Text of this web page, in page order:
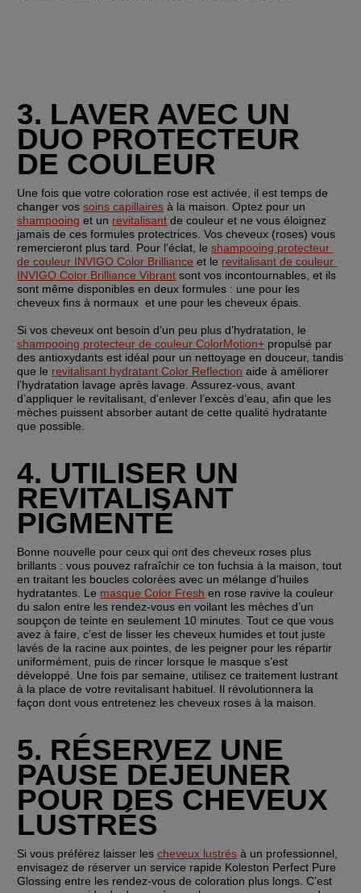
3. LAVER AVEC UN
DUO PROTECTEUR
DE COULEUR
Une fois que votre coloration rose est activée, il est temps de
changer vos soins capillaires
shampooing et un revitalisant de couleur et ne vous éloignez
jamais de ces formules protectrices. Vos cheveux (roses) vous
remercieront plus tard. Pour l’éclat, le shampooing protecteur
de couleur INVIGO Color Brilliance et le revitalisant de couleur
INVIGO Color Brilliance Vibrant sont vos incontournables, et ils
sont même disponibles en deux formules : une pour les
cheveux fins à normaux  et une pour les cheveux épais.
shampooing protecteur de couleur ColorMotion+ propulsé par
des antioxydants est idéal pour un nettoyage en douceur, tandis
que le revitalisant hydratant Color Reflection aide à améliorer
l’hydratation lavage après lavage. Assurez-vous, avant
d’appliquer le revitalisant, d'enlever l’excès d’eau, afin que les
mèches puissent absorber autant de cette qualité hydratante
que possible.
4. UTILISER UN
REVITALISANT
PIGMENTÉ
Bonne nouvelle pour ceux qui ont des cheveux roses plus
brillants : vous pouvez rafraîchir ce ton fuchsia à la maison, tout
en traitant les boucles colorées avec un mélange d’huiles
hydratantes. Le masque Color Fresh en rose ravive la couleur
du salon entre les rendez-vous en voilant les mèches d’un
soupçon de teinte en seulement 10 minutes. Tout ce que vous
avez à faire, c’est de lisser les cheveux humides et tout juste
lavés de la racine aux pointes, de les peigner pour les répartir
uniformément, puis de rincer lorsque le masque s’est
développé. Une fois par semaine, utilisez ce traitement lustrant
à la place de votre revitalisant habituel. Il révolutionnera la
façon dont vous entretenez les cheveux roses à la maison.
5. RÉSERVEZ UNE
PAUSE DÉJEUNER
POUR DES CHEVEUX
LUSTRÉS
Si vous préférez laisser les cheveux lustrés à un professionnel,
envisagez de réserver un service rapide Koleston Perfect Pure
Glossing entre les rendez-vous de coloration plus longs. C’est